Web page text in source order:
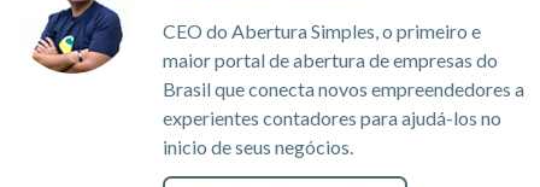
CEO do Abertura Simples, o primeiro e
maior portal de abertura de empresas do
Brasil que conecta novos empreendedores a
experientes contadores para ajudá-los no
inicio de seus negócios.